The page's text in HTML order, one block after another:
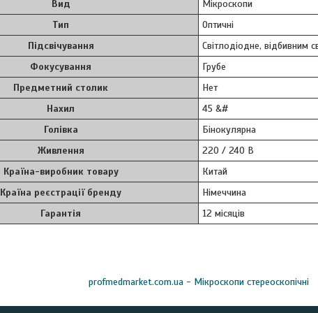
Вид
Мікроскопи
Тип
Оптичні
Підсвічування
Світлодіодне, відбивним
Фокусування
Грубе
Предметний столик
Нет
Нахил
45 &#
Голівка
Бінокулярна
Живлення
220 / 240 В
Країна-виробник товару
Китай
Країна реєстрації бренду
Німеччина
Гарантія
12 місяців
profmedmarket.com.ua - Мікроскопи стереоскопічні